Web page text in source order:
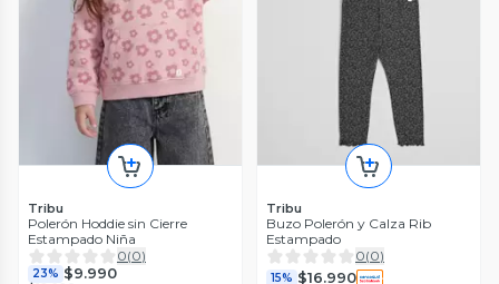
Tribu
Polerón Hoddie sin Cierre
Estampado Niña
0(0)
23% $9.990
Tribu
Buzo Polerón y Calza Rib
Estampado
0(0)
15% $16.990